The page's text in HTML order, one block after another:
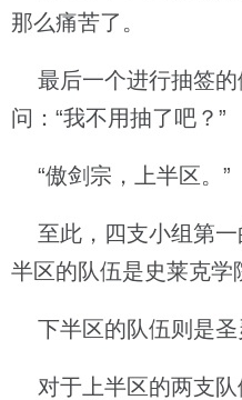
那么痛苦了。
最后一个进行抽签的
问：“我不用抽了吧？”
“傲剑宗，上半区。”
至此，四支小组第一
半区的队伍是史莱克学
下半区的队伍则是圣
对于上半区的两支队